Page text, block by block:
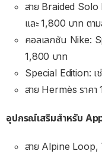
สาย Braided Solo
และ 1,800 บาท ตา
คอลเลกชัน Nike:
1,800 บาท
Special Edition: เ
สาย Hermès ราค
อุปกรณ์เสริมสำหรับ
สาย Alpine Loop,